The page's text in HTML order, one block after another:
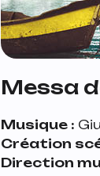
Messa
Musique :
Création
Direction